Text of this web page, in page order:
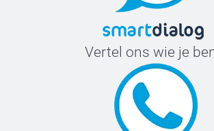
Vertel ons wie je